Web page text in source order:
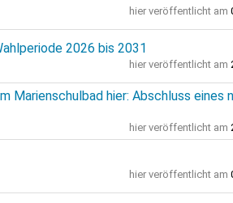
hier veröffentlicht am
2026 bis 2031
hier veröffentlicht am
Marienschulbad hier: Abschluss eines
hier veröffentlicht am
hier veröffentlicht am